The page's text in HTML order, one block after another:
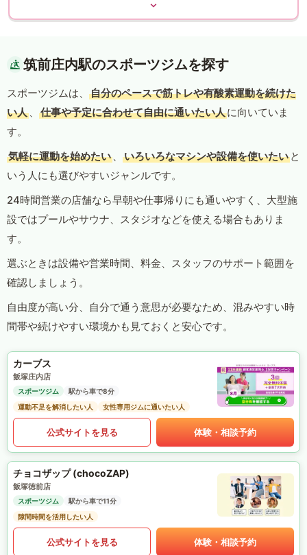
筑前庄内駅のスポーツジムを探す
スポーツジムは、
自分のペースで筋トレや有酸素運動を続けた
い人 、 仕事や予定に合わせて自由に通いたい人に向いていま
す。
気軽に運動を始めたい 、 いろいろなマシンや設備を使いたい と
いう人にも選びやすいジャンルです。
24時間営業の店舗なら早朝や仕事帰りにも通いやすく、大型施
設ではプールやサウナ、スタジオなどを使える場合もありま
す。
選ぶときは設備や営業時間、料金、スタッフのサポート範囲を
確認しましょう。
自由度が高い分、自分で通う意思が必要なため、混みやすい時
間帯や続けやすい環境かも見ておくと安心です。
カーブス
飯塚庄内店
スポーツジム
駅から車で8分
運動不足を解消したい人
女性専用ジムに通いたい人
公式サイトを見る 体験・相談予約
チョコザップ (chocoZAP)
飯塚徳前店
スポーツジム
駅から車で11分
隙間時間を活用したい人
公式サイトを見る 体験・相談予約